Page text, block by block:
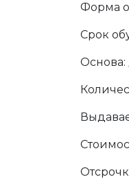
Форма
Срок
Основа: